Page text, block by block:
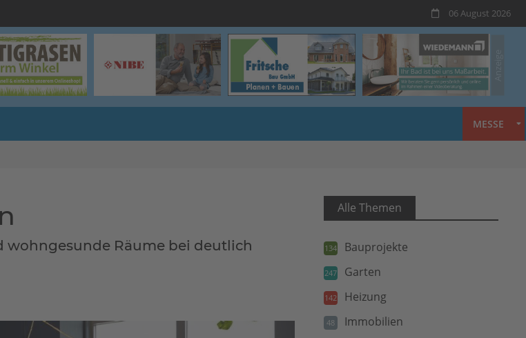
06 August 2026
MESSE
wohngesunde Räume bei deutlich
Alle Themen
134 Bauprojekte
247 Garten
142 Heizung
48 Immobilien